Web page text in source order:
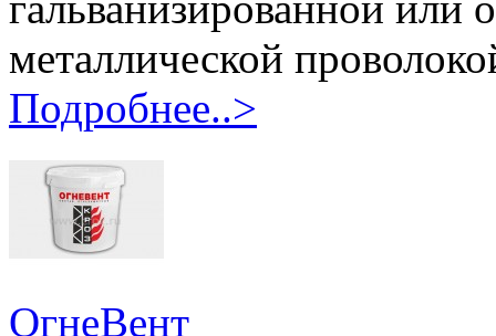
металлической
Подробнее..>
ОгнеВент